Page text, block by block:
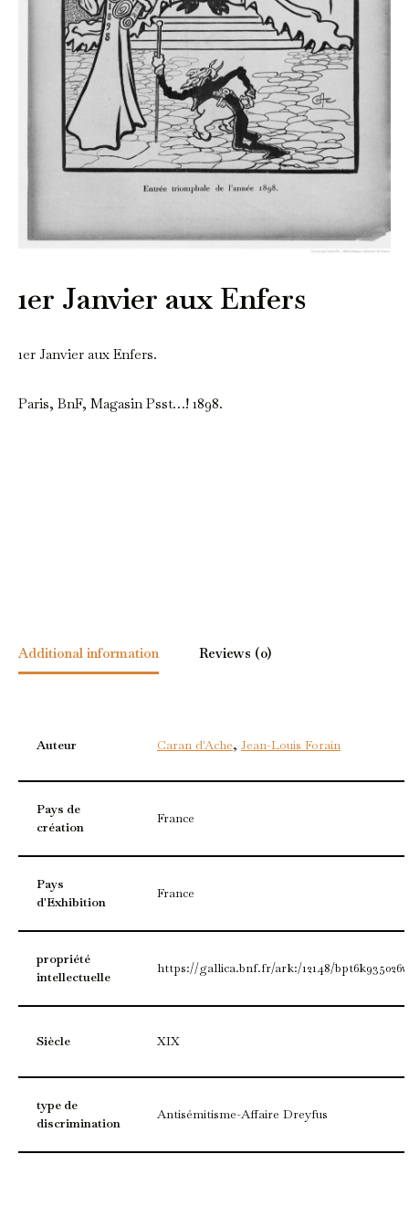
1er Janvier aux Enfers
1er Janvier aux Enfers.
Paris, BnF, Magasin Psst…! 1898.
Additional information Reviews (0)
Auteur Caran d'Ache, Jean-Louis Forain
Pays de
création
France
Pays
d'Exhibition
France
propriété
intellectuelle
https://gallica.bnf.fr/ark:/12148/
Siècle XIX
type de
discrimination
Antisémitisme-Affaire Dreyfus